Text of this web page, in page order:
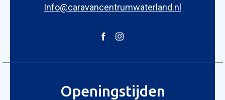
Info@caravancentrumwaterland.nl
Openingstijden